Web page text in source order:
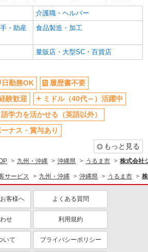
介護職・ヘルパー
・助産
食品製造・加工
量販店・大型SC・百貨店
日勤務OK
履歴書不要
験歓迎
ミドル（40代～）活躍中
語学力を活かせる（英語以外）
ーナス・賞与あり
もっと見る
九州・沖縄 沖縄県 うるま市 株式会社
サービス 九州・沖縄 沖縄県 うるま市
客様へ よくある質問
せ 利用規約
いて プライバシーポリシー